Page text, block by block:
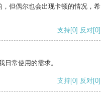
但偶尔也会出现卡顿的情况，希
支持[0] 反对[0]
日常使用的需求。
支持[0] 反对[0]